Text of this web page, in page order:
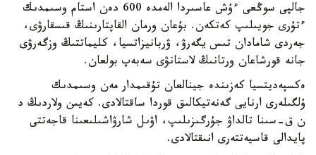
جالپى سوڭعى ءۇش عاسىردا الەمدە 600 دەن استام وسىمدىك
ءتۇرى جويىلىپ كەتكەن. بۇعان ورمان القاپتارىنىڭ قىسقارۋى،
جەردى شامادان تىس يگەرۋ، ۋربانيزاتسيا، كليماتتىڭ وزگەرۋى
جانە قورشاعان ورتانىڭ لاستانۋى سەبەپ بولعان.
ەكسپەديتسيا كەزىندە جينالعان تۇقىمدار مەن وسىمدىك
ۇلگىلەرى ارنايى گەنەتيكالىق قوردا ساقتالادى. كەيىن ولاردىڭ د
ن ق-سىنا تالداۋ جۇرگىزىلىپ، اۋىل شارۋاشىلىعىنا قاجەتتى
پايدالى قاسيەتتەرى انىقتالادى.